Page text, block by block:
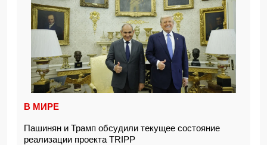
В МИРЕ
Пашинян и Трамп обсудили текущее состояние
реализации проекта TRIPP